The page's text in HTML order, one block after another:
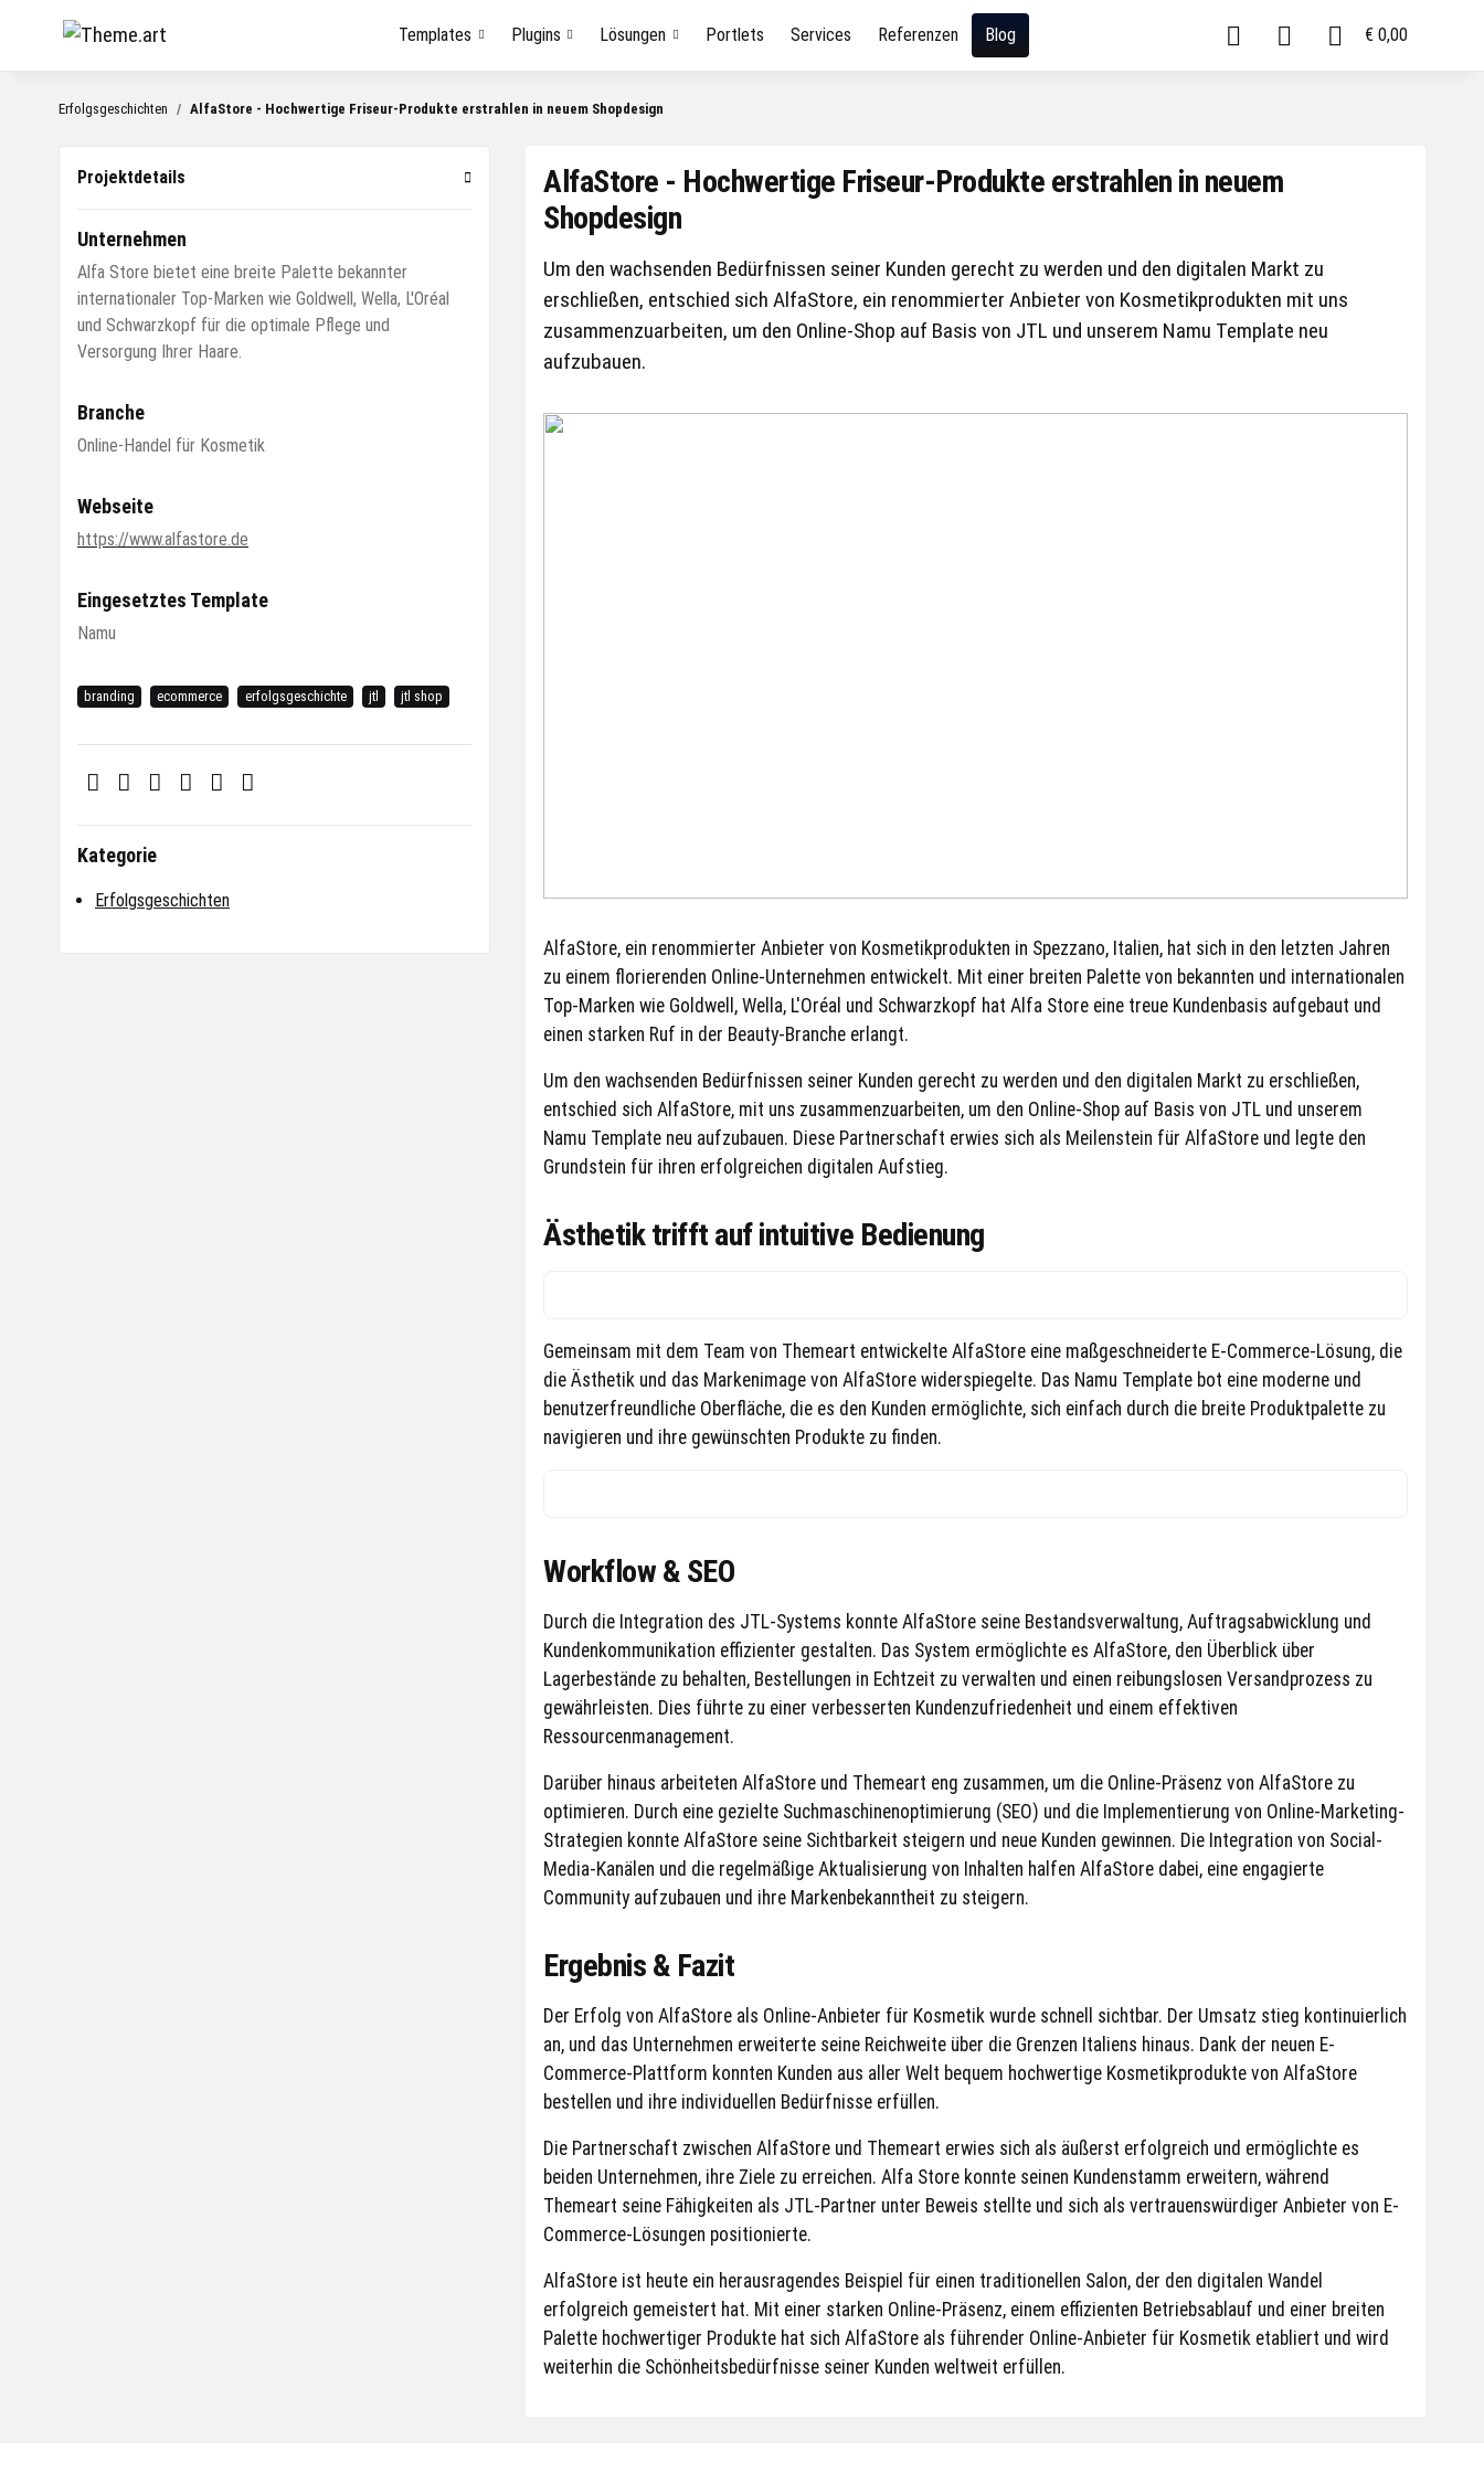
€ 0,00
Templates Plugins Lösungen Portlets Services Referenzen Blog
Erfolgsgeschichten AlfaStore - Hochwertige Friseur-Produkte erstrahlen in neuem Shopdesign
Projektdetails
Unternehmen
Alfa Store bietet eine breite Palette bekannter
internationaler Top-Marken wie Goldwell, Wella, L'Oréal
und Schwarzkopf für die optimale Pflege und
Versorgung Ihrer Haare.
Branche
Online-Handel für Kosmetik
Webseite
https://www.alfastore.de
Eingesetztes Template
Namu
branding ecommerce erfolgsgeschichte jtl jtl shop
Kategorie
Erfolgsgeschichten
AlfaStore - Hochwertige Friseur-Produkte erstrahlen in neuem
Shopdesign
Um den wachsenden Bedürfnissen seiner Kunden gerecht zu werden und den digitalen Markt zu
erschließen, entschied sich AlfaStore, ein renommierter Anbieter von Kosmetikprodukten mit uns
zusammenzuarbeiten, um den Online-Shop auf Basis von JTL und unserem Namu Template neu
aufzubauen.
AlfaStore, ein renommierter Anbieter von Kosmetikprodukten in Spezzano, Italien, hat sich in den letzten Jahren
zu einem florierenden Online-Unternehmen entwickelt. Mit einer breiten Palette von bekannten und internationalen
Top-Marken wie Goldwell, Wella, L'Oréal und Schwarzkopf hat Alfa Store eine treue Kundenbasis aufgebaut und
einen starken Ruf in der Beauty-Branche erlangt.
Um den wachsenden Bedürfnissen seiner Kunden gerecht zu werden und den digitalen Markt zu erschließen,
entschied sich AlfaStore, mit uns zusammenzuarbeiten, um den Online-Shop auf Basis von JTL und unserem
Namu Template neu aufzubauen. Diese Partnerschaft erwies sich als Meilenstein für AlfaStore und legte den
Grundstein für ihren erfolgreichen digitalen Aufstieg.
Ästhetik trifft auf intuitive Bedienung
Gemeinsam mit dem Team von Themeart entwickelte AlfaStore eine maßgeschneiderte E-Commerce-Lösung, die
die Ästhetik und das Markenimage von AlfaStore widerspiegelte. Das Namu Template bot eine moderne und
benutzerfreundliche Oberfläche, die es den Kunden ermöglichte, sich einfach durch die breite Produktpalette zu
navigieren und ihre gewünschten Produkte zu finden.
Workflow & SEO
Durch die Integration des JTL-Systems konnte AlfaStore seine Bestandsverwaltung, Auftragsabwicklung und
Kundenkommunikation effizienter gestalten. Das System ermöglichte es AlfaStore, den Überblick über
Lagerbestände zu behalten, Bestellungen in Echtzeit zu verwalten und einen reibungslosen Versandprozess zu
gewährleisten. Dies führte zu einer verbesserten Kundenzufriedenheit und einem effektiven
Ressourcenmanagement.
Darüber hinaus arbeiteten AlfaStore und Themeart eng zusammen, um die Online-Präsenz von AlfaStore zu
optimieren. Durch eine gezielte Suchmaschinenoptimierung (SEO) und die Implementierung von Online-Marketing-
Strategien konnte AlfaStore seine Sichtbarkeit steigern und neue Kunden gewinnen. Die Integration von Social-
Media-Kanälen und die regelmäßige Aktualisierung von Inhalten halfen AlfaStore dabei, eine engagierte
Community aufzubauen und ihre Markenbekanntheit zu steigern.
Ergebnis & Fazit
Der Erfolg von AlfaStore als Online-Anbieter für Kosmetik wurde schnell sichtbar. Der Umsatz stieg kontinuierlich
an, und das Unternehmen erweiterte seine Reichweite über die Grenzen Italiens hinaus. Dank der neuen E-
Commerce-Plattform konnten Kunden aus aller Welt bequem hochwertige Kosmetikprodukte von AlfaStore
bestellen und ihre individuellen Bedürfnisse erfüllen.
Die Partnerschaft zwischen AlfaStore und Themeart erwies sich als äußerst erfolgreich und ermöglichte es
beiden Unternehmen, ihre Ziele zu erreichen. Alfa Store konnte seinen Kundenstamm erweitern, während
Themeart seine Fähigkeiten als JTL-Partner unter Beweis stellte und sich als vertrauenswürdiger Anbieter von E-
Commerce-Lösungen positionierte.
AlfaStore ist heute ein herausragendes Beispiel für einen traditionellen Salon, der den digitalen Wandel
erfolgreich gemeistert hat. Mit einer starken Online-Präsenz, einem effizienten Betriebsablauf und einer breiten
Palette hochwertiger Produkte hat sich AlfaStore als führender Online-Anbieter für Kosmetik etabliert und wird
weiterhin die Schönheitsbedürfnisse seiner Kunden weltweit erfüllen.